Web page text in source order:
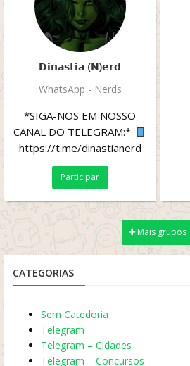
𝗗𝗶𝗻𝗮𝘀𝘁𝗶𝗮 (𝗡)𝗲𝗿𝗱
WhatsApp - Nerds
*SIGA-NOS EM NOSSO
CANAL DO TELEGRAM:*
https://t.me/dinastianerd
Bem-vindos a *Dinastia
(N)erd*! Grupo focado...
Participar
Mais grupos
CATEGORIAS
Sem Catedoria
Telegram
Telegram – Cidades
Telegram – Concursos